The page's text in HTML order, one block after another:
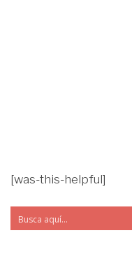
[was-this-helpful]